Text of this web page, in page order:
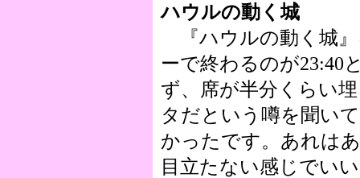
ハウルの動く城
『ハウルの動く城
ーで終わるのが23:40
ず、席が半分くらい
タだという噂を聞い
かったです。あれは
目立たない感じでい